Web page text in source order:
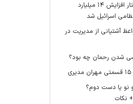
نتانیاهو خواستار افزایش ۱۴ میلیارد
اسرائیل شد
آشتیانی از مدیریت در
شدن رحمان چه بود؟
نو یا دست دوم؟
نکات